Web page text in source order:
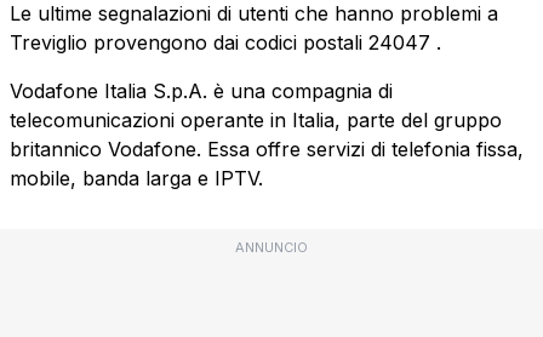
Le ultime segnalazioni di utenti che hanno problemi a
Treviglio provengono dai codici postali 24047 .
Vodafone Italia S.p.A. è una compagnia di
telecomunicazioni operante in Italia, parte del gruppo
britannico Vodafone. Essa offre servizi di telefonia fissa,
mobile, banda larga e IPTV.
ANNUNCIO